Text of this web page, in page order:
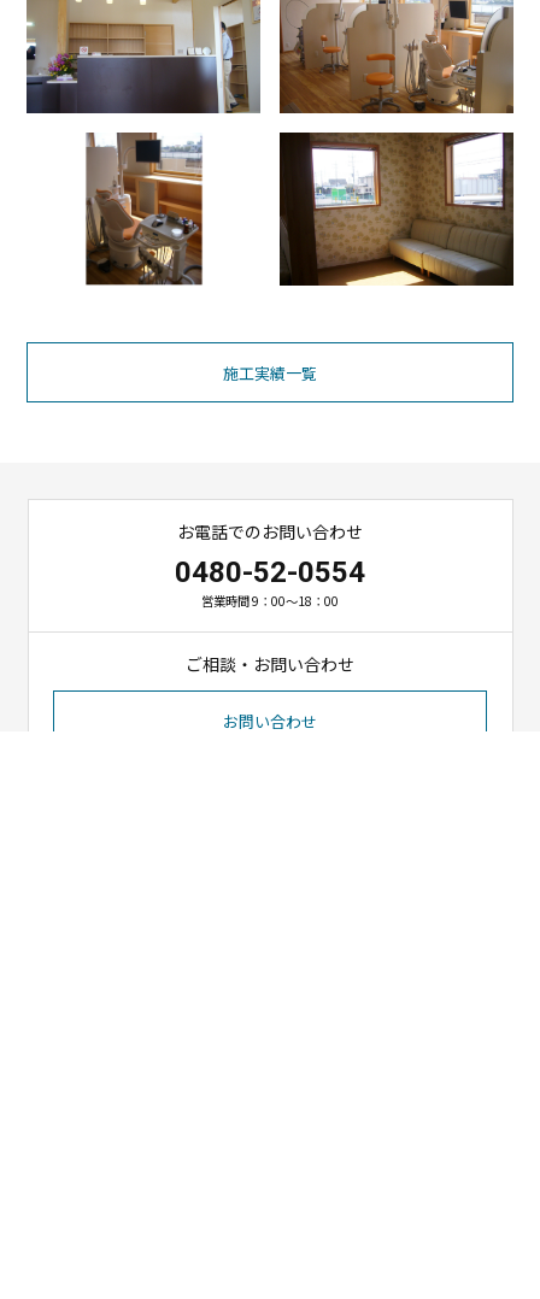
施工実績一覧
お電話でのお問い合わせ
0480-52-0554
営業時間 9：00～18：00
ご相談・お問い合わせ
お問い合わせ